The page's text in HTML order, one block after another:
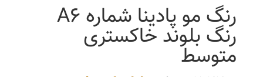
رنگ مو پادینا شماره A6
رنگ بلوند خاکستری
متوسط